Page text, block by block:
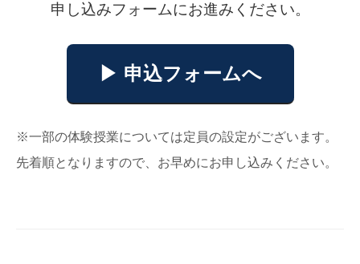
申し込みフォームにお進みください。
▶︎ 申込フォームへ
※一部の体験授業については定員の設定がございます。
先着順となりますので、お早めにお申し込みください。